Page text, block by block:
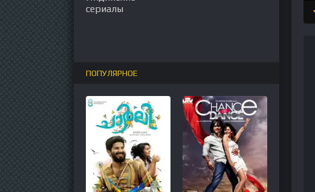
сериалы
ПОПУЛЯРНОЕ